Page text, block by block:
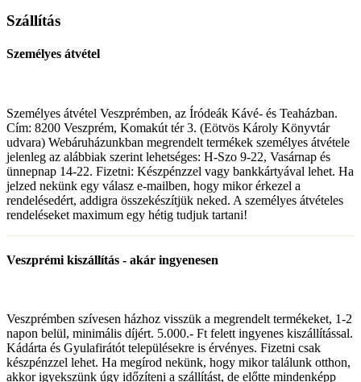
Szállítás
Személyes átvétel
Személyes átvétel Veszprémben, az Íródeák Kávé- és Teaházban.
Cím: 8200 Veszprém, Komakút tér 3. (Eötvös Károly Könyvtár
udvara) Webáruházunkban megrendelt termékek személyes átvétele
jelenleg az alábbiak szerint lehetséges: H-Szo 9-22, Vasárnap és
ünnepnap 14-22. Fizetni: Készpénzzel vagy bankkártyával lehet. Ha
jelzed nekünk egy válasz e-mailben, hogy mikor érkezel a
rendelésedért, addigra összekészítjük neked. A személyes átvételes
rendeléseket maximum egy hétig tudjuk tartani!
Veszprémi kiszállítás - akár ingyenesen
Veszprémben szívesen házhoz visszük a megrendelt termékeket, 1-2
napon belül, minimális díjért. 5.000.- Ft felett ingyenes kiszállítással.
Kádárta és Gyulafirátót településekre is érvényes. Fizetni csak
készpénzzel lehet. Ha megírod nekünk, hogy mikor találunk otthon,
akkor igyekszünk úgy időzíteni a szállítást, de előtte mindenképp